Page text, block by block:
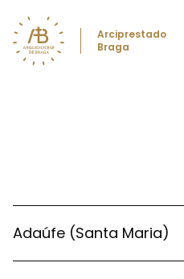
Arciprestado
Braga
Adaúfe (Santa Maria)